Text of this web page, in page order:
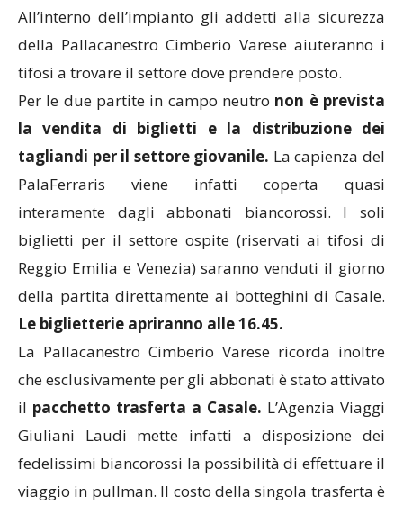
All’interno dell’impianto gli addetti alla sicurezza
della Pallacanestro Cimberio Varese aiuteranno i
tifosi a trovare il settore dove prendere posto.
Per le due partite in campo neutro non è prevista
la vendita di biglietti
e la distribuzione dei
tagliandi per il settore giovanile. La capienza del
PalaFerraris viene infatti coperta quasi
interamente dagli abbonati biancorossi. I soli
biglietti per il settore ospite (riservati ai tifosi di
Reggio Emilia e Venezia) saranno venduti il giorno
della partita direttamente ai botteghini di Casale.
Le biglietterie apriranno alle 16.45.
La Pallacanestro Cimberio Varese ricorda inoltre
che esclusivamente per gli abbonati è stato attivato
il pacchetto trasferta a Casale. L’Agenzia Viaggi
Giuliani Laudi mette infatti a disposizione dei
fedelissimi biancorossi la possibilità di effettuare il
viaggio in pullman. Il costo della singola trasferta è